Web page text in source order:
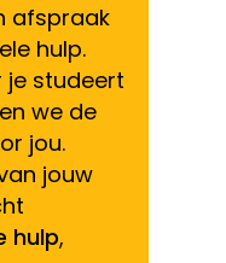
afspraak
hulp.
je studeert
we de
jou.
jouw
hulp,